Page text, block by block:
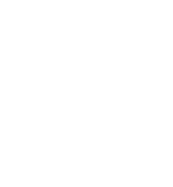
ると、井本彩花さんの魅力がより立